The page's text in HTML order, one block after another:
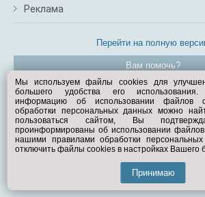
Реклама
Перейти на полную
Вам помочь?
© Exist.ru 1998—2026
Мы используем файлы cookies для
большего удобства его
информацию об использовании файлов
обработки персональных данных можно
пользоваться сайтом, Вы
проинформированы об использовании
нашими правилами обработки
отключить файлы cookies в настройках Вашего
Принимаю